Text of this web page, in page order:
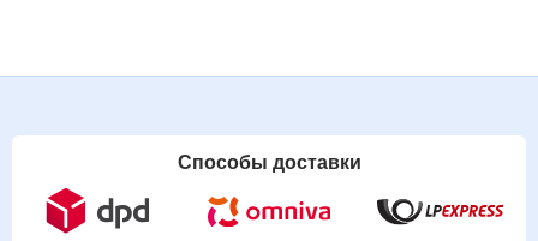
Способы доставки